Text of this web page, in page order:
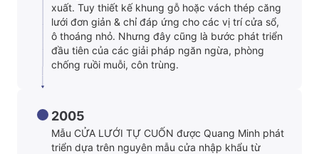
xuất. Tuy thiết kế khung gỗ hoặc vách thép căng
lưới đơn giản & chỉ đáp ứng cho các vị trí cửa sổ,
ô thoáng nhỏ. Nhưng đây cũng là bước phát triển
đầu tiên của các giải pháp ngăn ngừa, phòng
chống ruồi muỗi, côn trùng.
2005
Mẫu CỬA LƯỚI TỰ CUỐN được Quang Minh phát
triển dựa trên nguyên mẫu cửa nhập khẩu từ